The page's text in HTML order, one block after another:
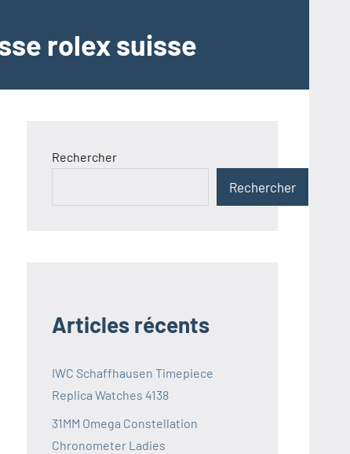
rolex suisse
Rechercher
Rechercher
Articles récents
IWC Schaffhausen Timepiece
Replica Watches 4138
31MM Omega Constellation
Chronometer Ladies